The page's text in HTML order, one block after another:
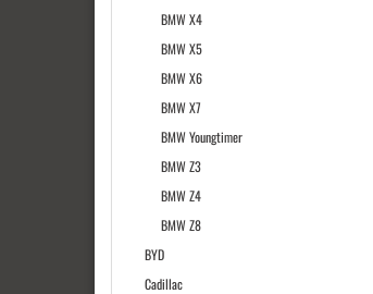
BMW X4
BMW X5
BMW X6
BMW X7
BMW Youngtimer
BMW Z3
BMW Z4
BMW Z8
BYD
Cadillac